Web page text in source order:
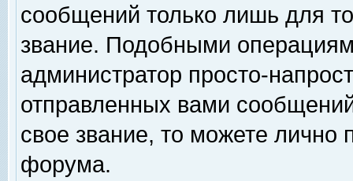
сообщений только лишь для
звание. Подобными
администратор просто-
отправленных вами
свое звание, то можете лично
форума.